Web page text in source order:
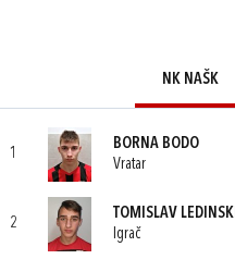
NK NAŠK
1
BORNA BODO
Vratar
2
TOMISLAV LEDINSKI
Igrač